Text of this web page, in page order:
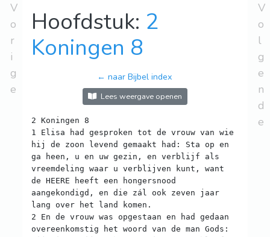
V
o
r
i
g
e
Hoofdstuk: 2
Koningen 8
← naar Bijbel index
Lees weergave openen
2 Koningen 8
1 Elisa had gesproken tot de vrouw van wie
hij de zoon levend gemaakt had: Sta op en
ga heen, u en uw gezin, en verblijf als
vreemdeling waar u verblijven kunt, want
de HEERE heeft een hongersnood
aangekondigd, en die zál ook zeven jaar
lang over het land komen.
2 En de vrouw was opgestaan en had gedaan
overeenkomstig het woord van de man Gods:
V
o
l
g
e
n
d
e